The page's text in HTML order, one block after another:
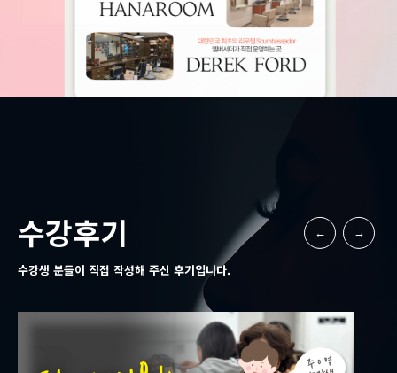
수강후기
수강생 분들이 직접 작성해 주신 후기입니다.